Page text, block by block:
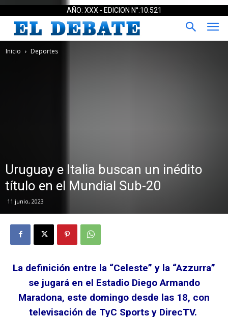
AÑO: XXX - EDICION N°:10.521
Inicio Deportes
Uruguay e Italia buscan un inédito
título en el Mundial Sub-20
11 junio, 2023
La definición entre la “Celeste” y la “Azzurra”
se jugará en el Estadio Diego Armando
Maradona, este domingo desde las 18, con
televisación de TyC Sports y DirecTV.